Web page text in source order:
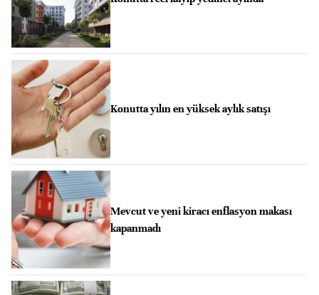
Konutta yılın en yüksek aylık satışı
Mevcut ve yeni kiracı enflasyon makası
kapanmadı